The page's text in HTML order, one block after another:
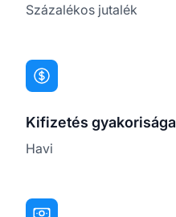
Százalékos jutalék
Kifizetés gyakorisága
Havi